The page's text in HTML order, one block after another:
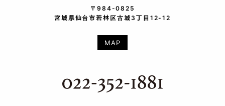
〒984-0825
宮城県仙台市若林区古城3丁目12-12
MAP